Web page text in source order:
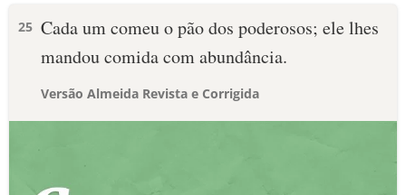
25 Cada um comeu o pão dos poderosos; ele lhes
mandou comida com abundância.
Versão Almeida Revista e Corrigida